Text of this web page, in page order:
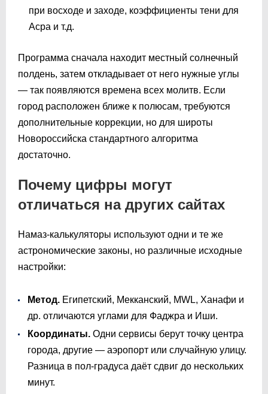
при восходе и заходе, коэффициенты тени для
Асра и т.д.
Программа сначала находит местный солнечный
полдень, затем откладывает от него нужные углы
— так появляются времена всех молитв. Если
город расположен ближе к полюсам, требуются
дополнительные коррекции, но для широты
Новороссийска стандартного алгоритма
достаточно.
Почему цифры могут
отличаться на других сайтах
Намаз-калькуляторы используют одни и те же
астрономические законы, но различные исходные
настройки:
Метод. Египетский, Мекканский, MWL, Ханафи и
др. отличаются углами для Фаджра и Иши.
Координаты. Одни сервисы берут точку центра
города, другие — аэропорт или случайную улицу.
Разница в пол-градуса даёт сдвиг до нескольких
минут.